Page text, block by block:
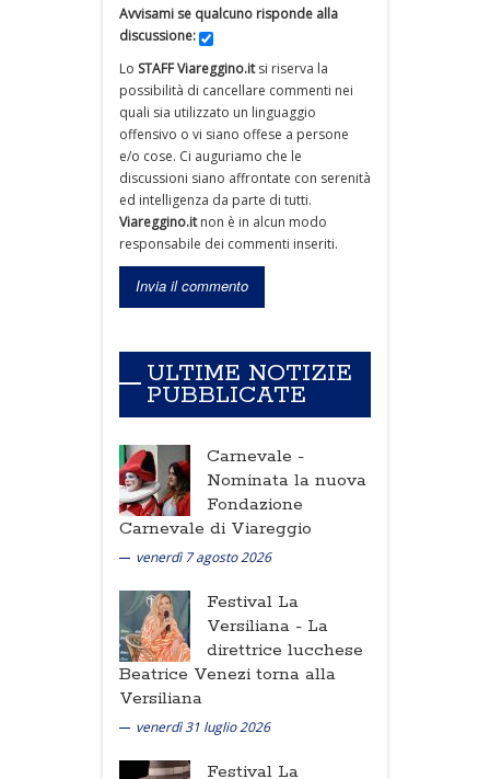
Avvisami se qualcuno risponde alla
discussione:
Lo STAFF Viareggino.itsi riserva la
possibilità di cancellare commenti nei
quali sia utilizzato un linguaggio
offensivo o vi siano offese a persone
e/o cose. Ci auguriamo che le
discussioni siano affrontate con serenità
ed intelligenza da parte di tutti.
Viareggino.itnon è in alcun modo
responsabile dei commenti inseriti.
ULTIME NOTIZIE
PUBBLICATE
Carnevale -
Nominata la nuova
Fondazione
Carnevale di Viareggio
venerdì 7 agosto 2026
Festival La
Versiliana - La
direttrice lucchese
Beatrice Venezi torna alla
Versiliana
venerdì 31 luglio 2026
Festival La